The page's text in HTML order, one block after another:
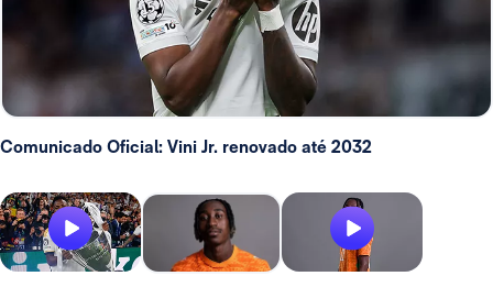
Comunicado Oficial: Vini Jr. renovado até 2032